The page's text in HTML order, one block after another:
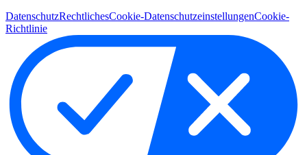
DatenschutzRechtlichesCookie-DatenschutzeinstellungenCookie-
Richtlinie